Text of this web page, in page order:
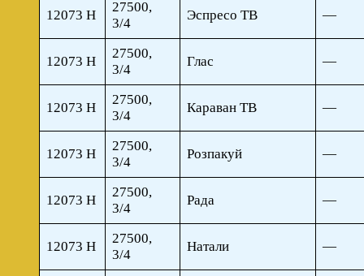
12073 H
27500,
3/4
Эспресо ТВ —
12073 H
27500,
3/4
Глас —
12073 H
27500,
3/4
Караван ТВ —
12073 H
27500,
3/4
Розпакуй —
12073 H
27500,
3/4
Рада —
12073 H
27500,
3/4
Натали —